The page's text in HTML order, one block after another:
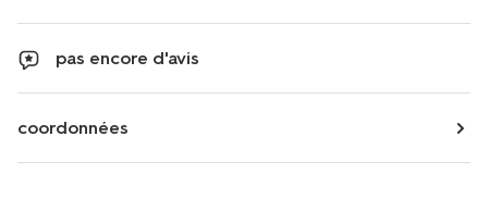
pas encore d'avis
coordonnées